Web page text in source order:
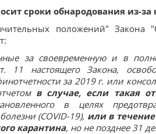
сроки обнародования из-за
положений" Закона
за своевременную и в
11 настоящего Закона,
за 2019 г. или
в случае, если такая
в целях
(COVID-19), или в
карантина, но не позднее 31